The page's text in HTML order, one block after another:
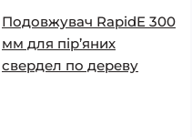
Подовжувач RapidE 300
мм для пір’яних
свердел по дереву